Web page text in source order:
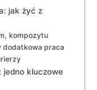
jak żyć z
kompozytu
dodatkowa praca
jedno kluczowe